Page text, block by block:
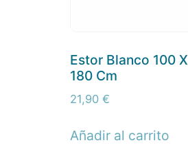
Estor Blanco 100 X
180 Cm
21,90 €
Añadir al carrito